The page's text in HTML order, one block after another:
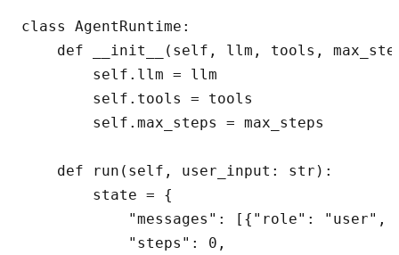
class AgentRuntime:
def __init__(self, llm, tools,
        self.llm = llm
        self.tools = tools
        self.max_steps = max_steps
    def run(self, user_input: str):
        state = {
"messages": [{"role": "user",
            "steps": 0,